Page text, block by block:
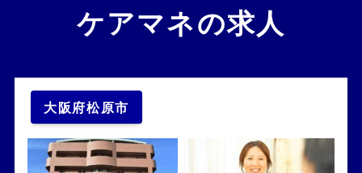
ケアマネの求人
大阪府松原市